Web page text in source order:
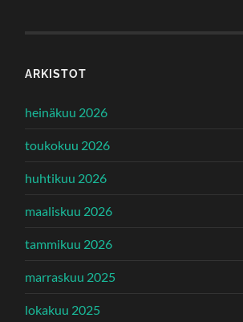
ARKISTOT
heinäkuu 2026
toukokuu 2026
huhtikuu 2026
maaliskuu 2026
tammikuu 2026
marraskuu 2025
lokakuu 2025